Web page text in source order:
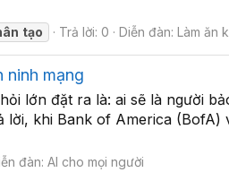
tạo Trả lời: 0 Diễn đàn:Làm ăn
ninh mạng
lớn đặt ra là: ai sẽ là người
khi Bank of America
đàn:AI cho mọi người